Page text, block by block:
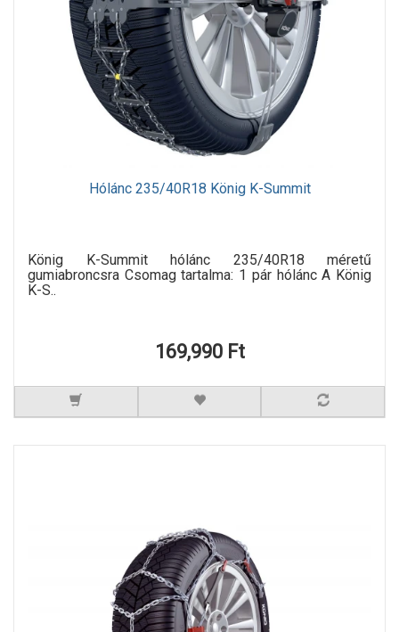
Hólánc 235/40R18 König K-Summit
König K-Summit hólánc 235/40R18 méretű
gumiabroncsra Csomag tartalma: 1 pár hólánc A König
K-S..
169,990 Ft